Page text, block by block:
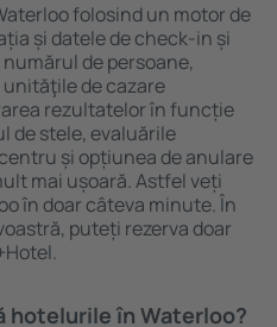
folosind un motor de
și datele de check-in și
de persoane,
de cazare
rezultatelor în funcție
de stele, evaluările
și opțiunea de anulare
mai ușoară. Astfel veți
în doar câteva minute. În
puteți rezerva doar
hotelurile în Waterloo?